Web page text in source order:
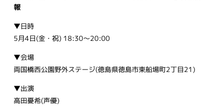
報
▼日時
5月4日(金・祝) 18:30～20:00
▼会場
両国橋西公園野外ステージ(徳島県徳島市東船場町2丁目21)
▼出演
高田憂希(声優)